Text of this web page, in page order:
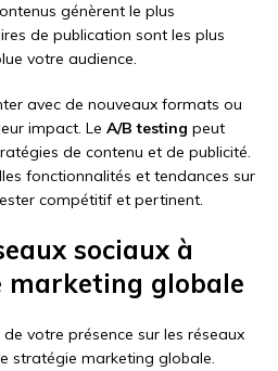
génèrent le plus
de publication sont les plus
votre audience.
avec de nouveaux formats ou
impact. Le A/B testing peut
de contenu et de publicité.
fonctionnalités et tendances sur
compétitif et pertinent.
sociaux à
globale
votre présence sur les réseaux
stratégie marketing globale.